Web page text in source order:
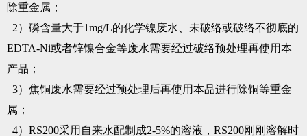
除重金属；
2）磷含量大于1mg/L的化学镍废水、未破络或破络不彻底的
EDTA-Ni或者锌镍合金等废水需要经过破络预处理再使用本
产品；
3）焦铜废水需要经过预处理后再使用本品进行除铜等重金
属；
4）RS200采用自来水配制成2-5%的溶液，RS200刚刚溶解时